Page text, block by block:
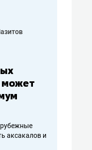
может
аксакалов и